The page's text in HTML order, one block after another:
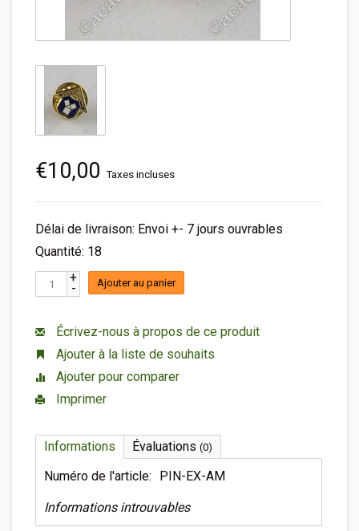
€10,00 Taxes incluses
Délai de livraison: Envoi +- 7 jours ouvrables
Quantité: 18
+
- Ajouter au panier
Écrivez-nous à propos de ce produit
Ajouter à la liste de souhaits
Ajouter pour comparer
Imprimer
Informations Évaluations (0)
Numéro de l'article: PIN-EX-AM
Informations introuvables